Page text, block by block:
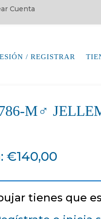
Cuenta
/ REGISTRAR
M♂
: €140,00
tienes que